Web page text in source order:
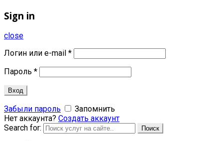
Sign in
close
Логин или e-mail *
Пароль *
Вход
Забыли пароль
Запомнить
Нет аккаунта? Создать аккаунт
Search for:
Поиск